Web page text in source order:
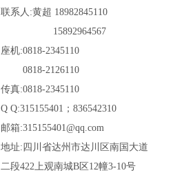
联系人:黄超 18982845110
15892964567
座机:0818-2345110
0818-2126110
传真:0818-2345110
Q Q:315155401；836542310
邮箱:315155401@qq.com
地址:四川省达州市达川区南国大道
二段422上观南城B区12幢3-10号